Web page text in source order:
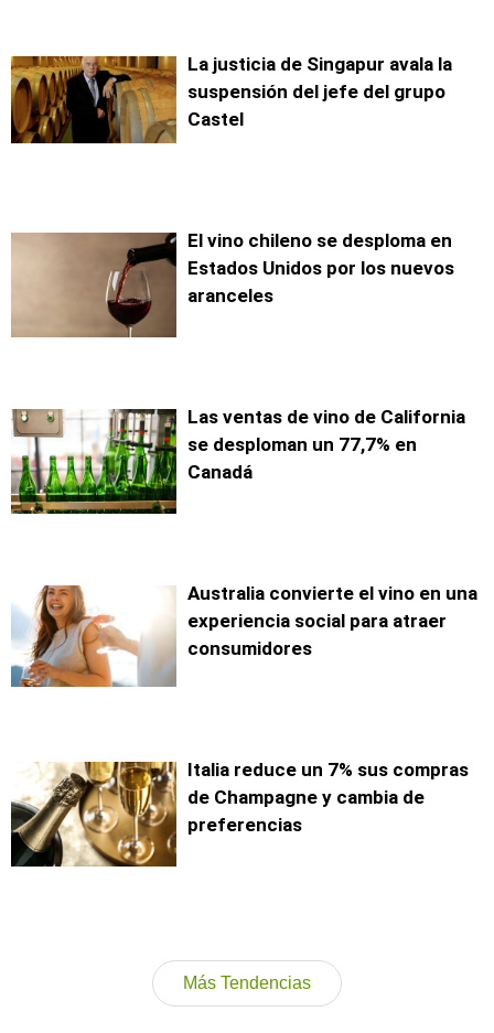
La justicia de Singapur avala la
suspensión del jefe del grupo
Castel
El vino chileno se desploma en
Estados Unidos por los nuevos
aranceles
Las ventas de vino de California
se desploman un 77,7% en
Canadá
Australia convierte el vino en una
experiencia social para atraer
consumidores
Italia reduce un 7% sus compras
de Champagne y cambia de
preferencias
Más Tendencias